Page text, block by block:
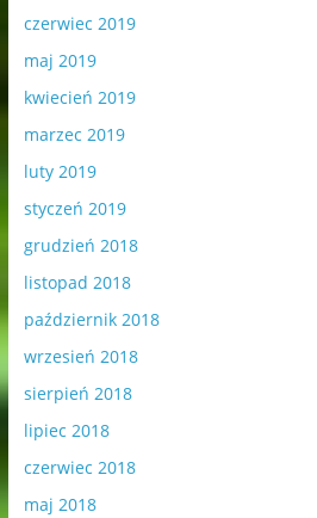
czerwiec 2019
maj 2019
kwiecień 2019
marzec 2019
luty 2019
styczeń 2019
grudzień 2018
listopad 2018
październik 2018
wrzesień 2018
sierpień 2018
lipiec 2018
czerwiec 2018
maj 2018